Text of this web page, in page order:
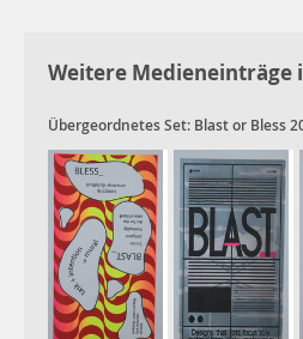
Weitere Medieneinträge
Übergeordnetes Set: Blast or Bless